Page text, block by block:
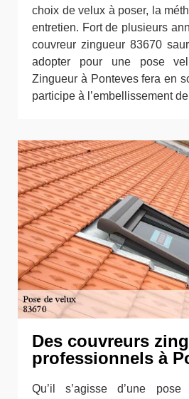
choix de velux à poser, la
entretien. Fort de plusieurs
couvreur zingueur 83670
adopter pour une pose
Zingueur à Ponteves fera en
participe à l’embellissement
Des couvreurs
professionnels à
Qu’il s’agisse d’une